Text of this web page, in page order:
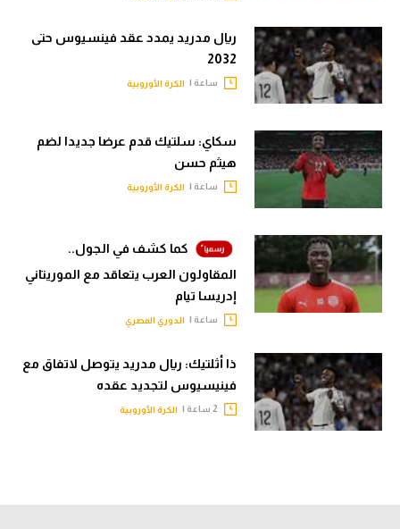
ريال مدريد يمدد عقد فينسيوس حتى
2032
ساعة | الكرة الأوروبية
سكاي: سلتيك قدم عرضا جديدا لضم
هيثم حسن
ساعة | الكرة الأوروبية
كما كشف في الجول..
المقاولون العرب يتعاقد مع الموريتاني
إدريسا تيام
ساعة | الدوري المصري
ذا أثلتيك: ريال مدريد يتوصل لاتفاق مع
فينيسيوس لتجديد عقده
الكرة الأوروبية